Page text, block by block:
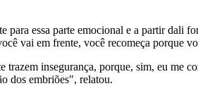
essa parte emocional e a partir dali
vai em frente, você recomeça porque
insegurança, porque, sim, eu me
dos embriões", relatou.